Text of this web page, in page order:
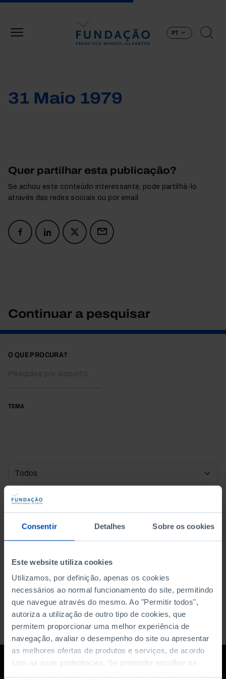
Consentir Detalhes Sobre os cookies
Este website utiliza cookies
Utilizamos, por definição, apenas os cookies
necessários ao normal funcionamento do site, permitindo
que navegue através do mesmo. Ao "Permitir todos",
autoriza a utilização de outro tipo de cookies, que
permitem proporcionar uma melhor experiência de
navegação, avaliar o desempenho do site ou apresentar
as melhores ofertas de produtos e serviços, de acordo
com as suas preferências. Se pretender escolher os
PT
31 Maio 1979
Quer partilhar esta publicação?
Se achou este conteúdo interessante, pode partilhá-lo
através das redes sociais ou por email.
Continuar a pesquisar
O QUE PROCURA?
TEMA
DATA DE INÍCIO
DATA DE FIM